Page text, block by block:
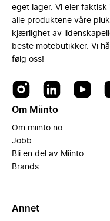
eget lager. Vi eier
alle produktene våre
kjærlighet av
beste motebutikker. Vi
følg oss!
Om Miinto
Om miinto.no
Jobb
Bli en del av Miinto
Brands
Annet